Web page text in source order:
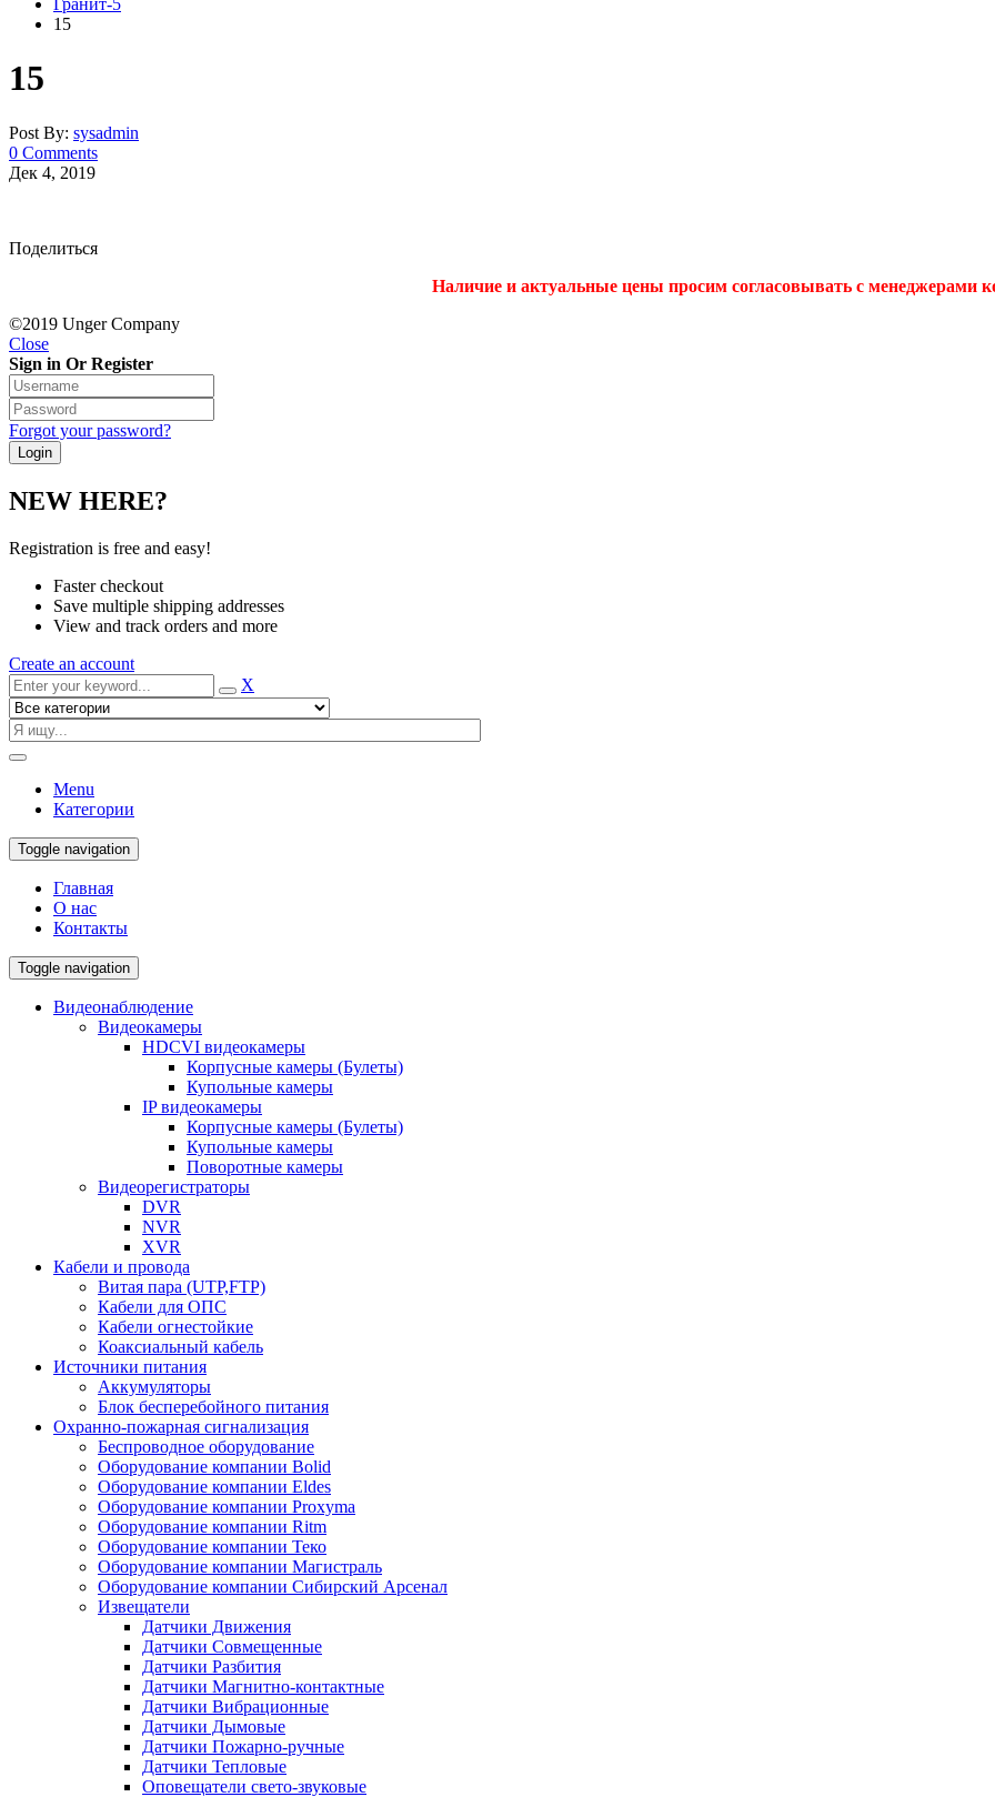
Гранит-5
15
15
Post By: sysadmin
0 Comments
Дек 4, 2019
Поделиться
Наличие и актуальные цены просим согласовывать с менеджерами
©2019 Unger Company
Close
Sign in Or Register
Forgot your password?
NEW HERE?
Registration is free and easy!
Faster checkout
Save multiple shipping addresses
View and track orders and more
Create an account
X
Menu
Категории
Toggle navigation
Главная
О нас
Контакты
Toggle navigation
Видеонаблюдение
Видеокамеры
HDCVI видеокамеры
Корпусные камеры (Булеты)
Купольные камеры
IP видеокамеры
Корпусные камеры (Булеты)
Купольные камеры
Поворотные камеры
Видеорегистраторы
DVR
NVR
XVR
Кабели и провода
Витая пара (UTP,FTP)
Кабели для ОПС
Кабели огнестойкие
Коаксиальный кабель
Источники питания
Аккумуляторы
Блок бесперебойного питания
Охранно-пожарная сигнализация
Беспроводное оборудование
Оборудование компании Bolid
Оборудование компании Eldes
Оборудование компании Proxyma
Оборудование компании Ritm
Оборудование компании Теко
Оборудование компании Магистраль
Оборудование компании Сибирский Арсенал
Извещатели
Датчики Движения
Датчики Совмещенные
Датчики Разбития
Датчики Магнитно-контактные
Датчики Вибрационные
Датчики Дымовые
Датчики Пожарно-ручные
Датчики Тепловые
Оповещатели свето-звуковые